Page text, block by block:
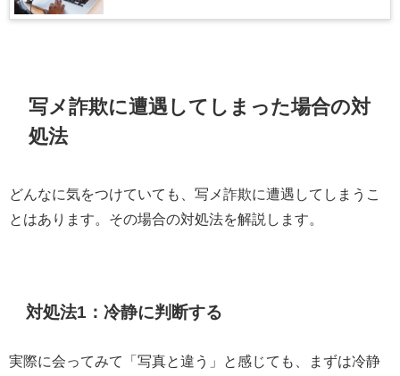
写メ詐欺に遭遇してしまった場合の対
処法
どんなに気をつけていても、写メ詐欺に遭遇してしまうこ
とはあります。その場合の対処法を解説します。
対処法1：冷静に判断する
実際に会ってみて「写真と違う」と感じても、まずは冷静